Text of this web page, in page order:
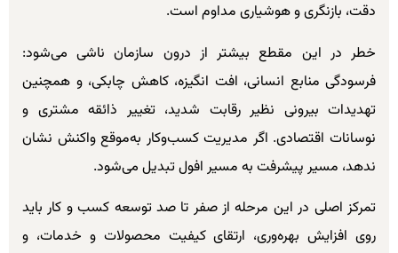
دقت، بازنگری و هوشیاری مداوم است.
خطر در این مقطع بیشتر از درون سازمان ناشی می‌شود:
فرسودگی منابع انسانی، افت انگیزه، کاهش چابکی، و همچنین
تهدیدات بیرونی نظیر رقابت شدید، تغییر ذائقه مشتری و
نوسانات اقتصادی. اگر مدیریت کسب‌وکار به‌موقع واکنش نشان
ندهد، مسیر پیشرفت به مسیر افول تبدیل می‌شود.
تمرکز اصلی در این مرحله از صفر تا صد توسعه کسب و کار باید
روی افزایش بهره‌وری، ارتقای کیفیت محصولات و خدمات، و